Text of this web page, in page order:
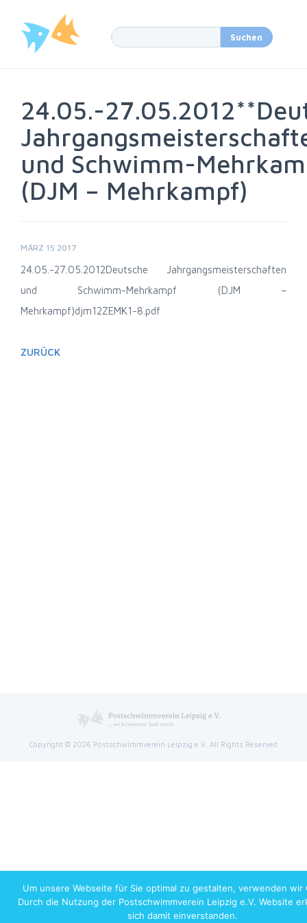
24.05.-
und Schwimm-
(DJM – Mehrkampf)
MÄRZ 15 2017
24.05.-27.05.2012Deutsche Jahrgangsmeisterschaften
und Schwimm-Mehrkampf (DJM –
Mehrkampf)djm12ZEMK1-8.pdf
ZURÜCK
Copyright © 2026 Postschwimmverein Leipzig e.V. All Rights Reserved
Um unsere Webseite für Sie optimal zu gestalten, verwenden wir
Durch die Nutzung der Postschwimmverein Leipzig e.V. Website
sich damit einverstanden.